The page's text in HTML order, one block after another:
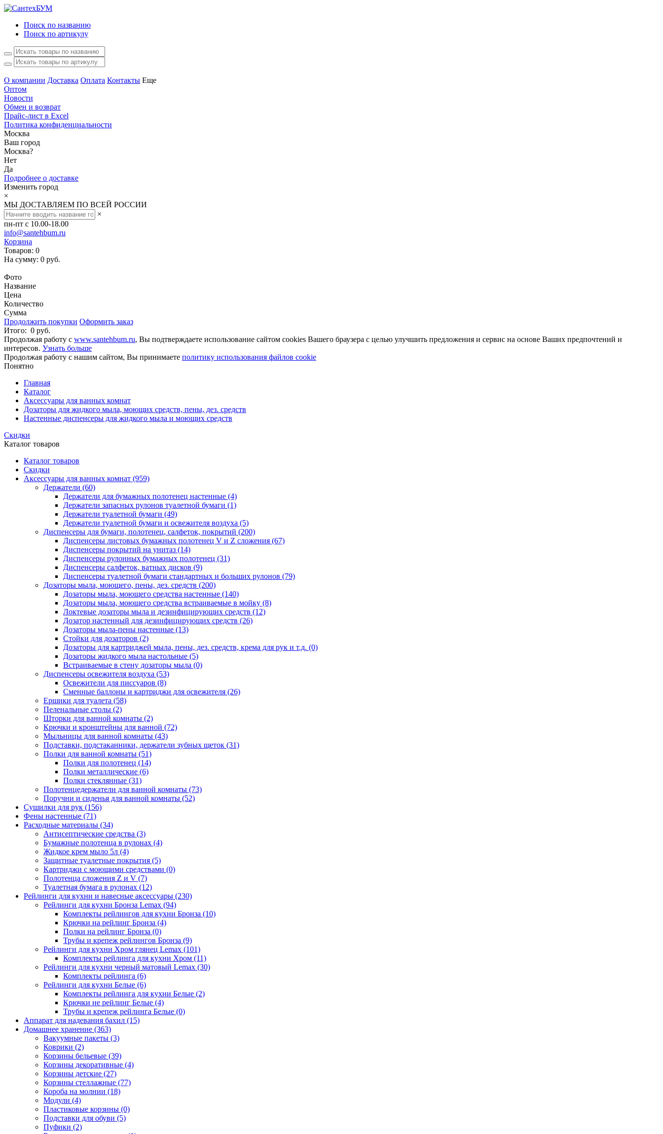
Поиск по названию
Поиск по артикулу
О компании Доставка Оплата Контакты Еще
Оптом
Новости
Обмен и возврат
Прайс-лист в Excel
Политика конфиденциальности
Москва
Ваш город
Москва?
Нет
Да
Подробнее о доставке
Изменить город
×
МЫ ДОСТАВЛЯЕМ ПО ВСЕЙ РОССИИ
×
пн-пт с 10.00-18.00
info@santehbum.ru
Корзина
Товаров: 0
На сумму: 0 руб.
Фото
Название
Цена
Количество
Сумма
Продолжить покупки Оформить заказ
Итого: 0 руб.
Продолжая работу с www.santehbum.ru, Вы подтверждаете использование сайтом cookies Вашего браузера с целью улучшить предложения и сервис на основе Ваших предпочтений и
интересов. Узнать больше
Продолжая работу с нашим сайтом, Вы принимаете политику использования файлов cookie
Понятно
Главная
Каталог
Аксессуары для ванных комнат
Дозаторы для жидкого мыла, моющих средств, пены, дез. средств
Настенные диспенсеры для жидкого мыла и моющих средств
Скидки
Каталог товаров
Каталог товаров
Скидки
Аксессуары для ванных комнат (959)
Держатели (60)
Держатели для бумажных полотенец настенные (4)
Держатели запасных рулонов туалетной бумаги (1)
Держатели туалетной бумаги (49)
Держатели туалетной бумаги и освежителя воздуха (5)
Диспенсеры для бумаги, полотенец, салфеток, покрытий (200)
Диспенсеры листовых бумажных полотенец V и Z сложения (67)
Диспенсеры покрытий на унитаз (14)
Диспенсеры рулонных бумажных полотенец (31)
Диспенсеры салфеток, ватных дисков (9)
Диспенсеры туалетной бумаги стандартных и больших рулонов (79)
Дозаторы мыла, моющего, пены, дез. средств (200)
Дозаторы мыла, моющего средства настенные (140)
Дозаторы мыла, моющего средства встраиваемые в мойку (8)
Локтевые дозаторы мыла и дезинфицирующих средств (12)
Дозатор настенный для дезинфицирующих средств (26)
Дозаторы мыла-пены настенные (13)
Стойки для дозаторов (2)
Дозаторы для картриджей мыла, пены, дез. средств, крема для рук и т.д. (0)
Дозаторы жидкого мыла настольные (5)
Встраиваемые в стену дозаторы мыла (0)
Диспенсеры освежителя воздуха (53)
Освежители для писсуаров (8)
Сменные баллоны и картриджи для освежителя (26)
Ершики для туалета (58)
Пеленальные столы (2)
Шторки для ванной комнаты (2)
Крючки и кронштейны для ванной (72)
Мыльницы для ванной комнаты (43)
Подставки, подстаканники, держатели зубных щеток (31)
Полки для ванной комнаты (51)
Полки для полотенец (14)
Полки металлические (6)
Полки стеклянные (31)
Полотенцедержатели для ванной комнаты (73)
Поручни и сиденья для ванной комнаты (52)
Сушилки для рук (156)
Фены настенные (71)
Расходные материалы (34)
Антисептические средства (3)
Бумажные полотенца в рулонах (4)
Жидкое крем мыло 5л (4)
Защитные туалетные покрытия (5)
Картриджи с моющими средствами (0)
Полотенца сложения Z и V (7)
Туалетная бумага в рулонах (12)
Рейлинги для кухни и навесные аксессуары (230)
Рейлинги для кухни Бронза Lemax (94)
Комплекты рейлингов для кухни Бронза (10)
Крючки на рейлинг Бронза (4)
Полки на рейлинг Бронза (0)
Трубы и крепеж рейлингов Бронза (9)
Рейлинги для кухни Хром глянец Lemax (101)
Комплекты рейлинга для кухни Хром (11)
Рейлинги для кухни черный матовый Lemax (30)
Комплекты рейлинга (6)
Рейлинги для кухни Белые (6)
Комплекты рейлинга для кухни Белые (2)
Крючки не рейлинг Белые (4)
Трубы и крепеж рейлинга Белые (0)
Аппарат для надевания бахил (15)
Домашнее хранение (363)
Вакуумные пакеты (3)
Коврики (2)
Корзины бельевые (39)
Корзины декоративные (4)
Корзины детские (27)
Корзины стеллажные (77)
Короба на молнии (18)
Модули (4)
Пластиковые корзины (0)
Подставки для обуви (5)
Пуфики (2)